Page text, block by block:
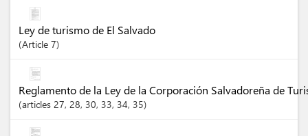
Ley de turismo de El Salvado
Article 7
Reglamento de la Ley de la Corporación Salvadoreña de
articles 27, 28, 30, 33, 34, 35